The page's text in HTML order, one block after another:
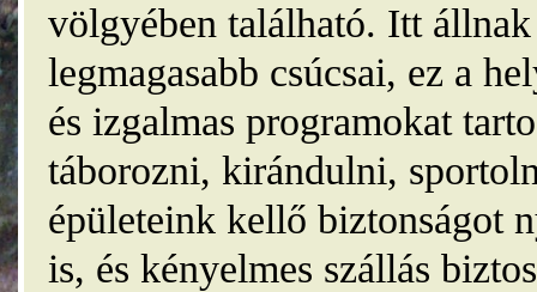
völgyében található. Itt
legmagasabb csúcsai, ez a
és izgalmas programokat
táborozni, kirándulni,
épületeink kellő biztonságot
is, és kényelmes szállás